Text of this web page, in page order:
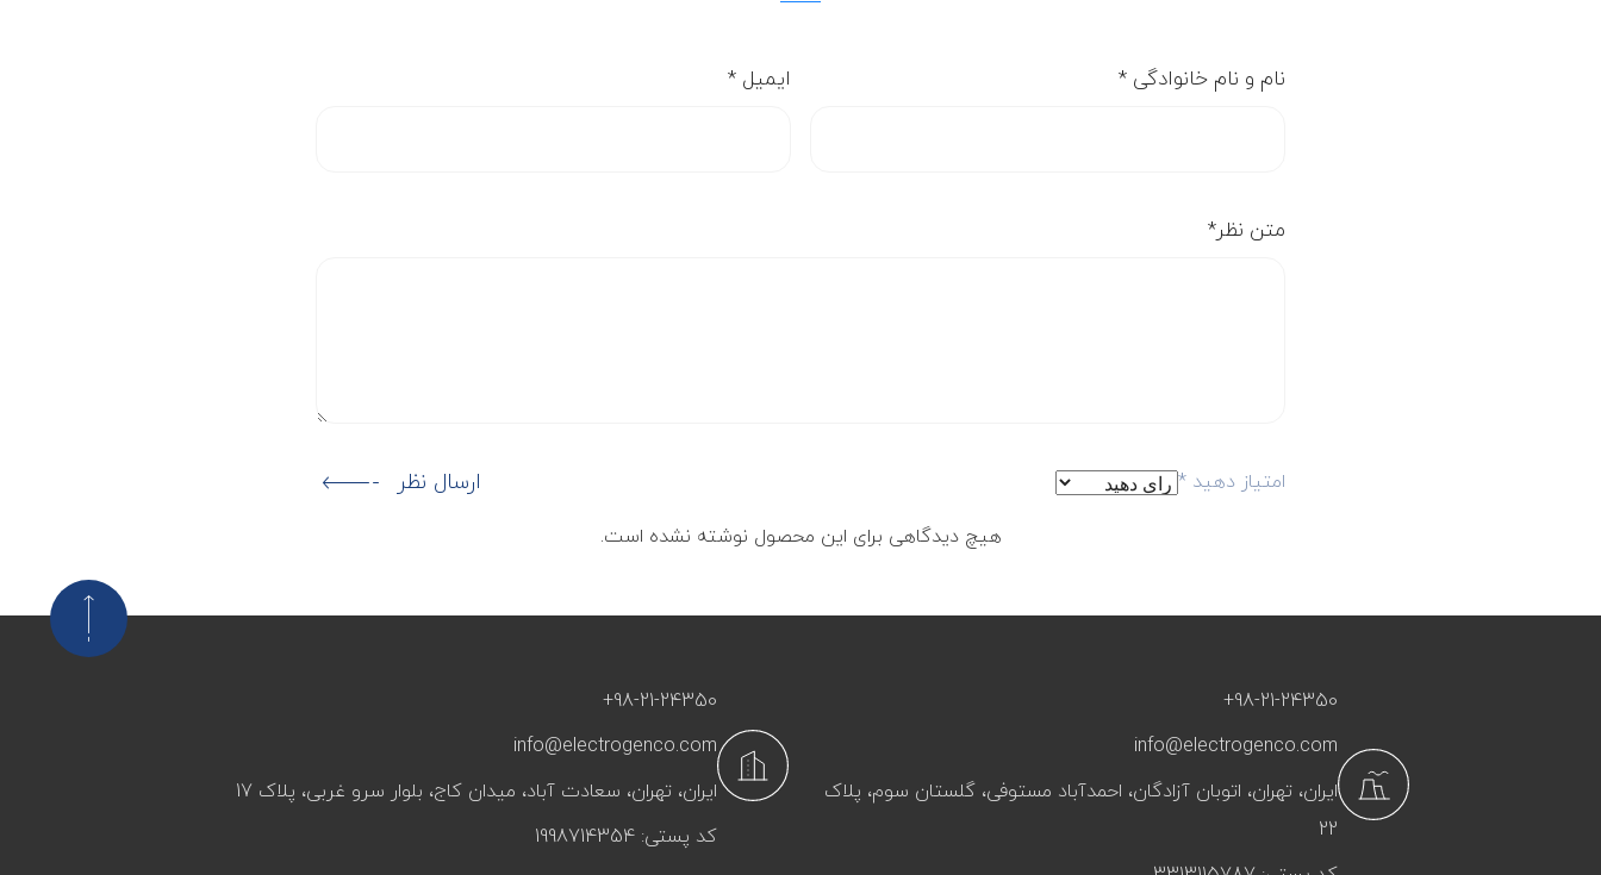
نام و نام خانوادگی* ایمیل*
متن نظر*
امتیاز دهید* ارسال نظر
هیچ دیدگاهی برای این محصول نوشته نشده است.
+98-21-24350
info@electrogenco.com
ایران، تهران، اتوبان آزادگان، احمدآباد مستوفی، گلستان سوم، پلاک
22
+98-21-24350
info@electrogenco.com
ایران، تهران، سعادت‌ آباد، میدان کاج، بلوار سرو غربی، پلاک 17
کد پستی: 1998714354